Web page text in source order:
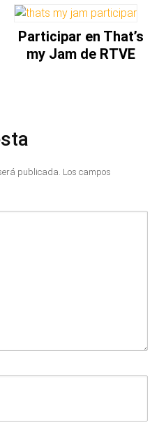
Participar en That’s
my Jam de RTVE
publicada. Los campos